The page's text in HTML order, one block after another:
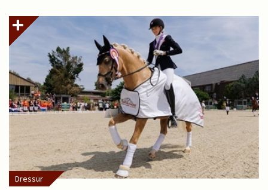
Dressur